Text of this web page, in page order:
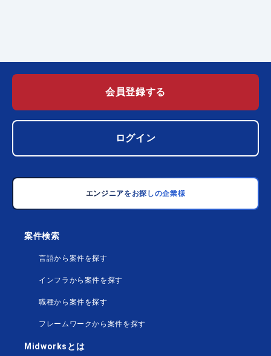
会員登録する
ログイン
エンジニアをお探しの企業様
案件検索
言語から案件を探す
インフラから案件を探す
職種から案件を探す
フレームワークから案件を探す
Midworksとは